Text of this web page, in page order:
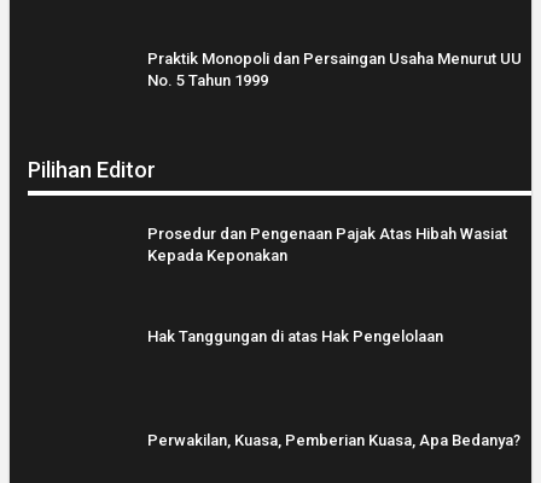
Praktik Monopoli dan Persaingan Usaha Menurut UU
No. 5 Tahun 1999
Pilihan Editor
Prosedur dan Pengenaan Pajak Atas Hibah Wasiat
Kepada Keponakan
Hak Tanggungan di atas Hak Pengelolaan
Perwakilan, Kuasa, Pemberian Kuasa, Apa Bedanya?